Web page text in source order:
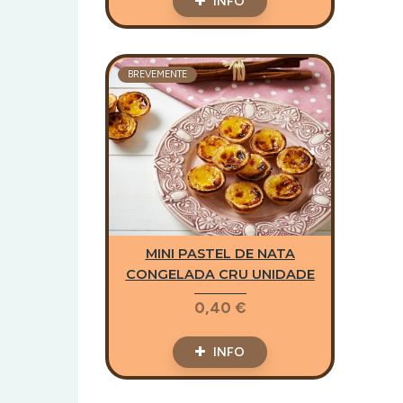
BREVEMENTE
MINI PASTEL DE NATA
CONGELADA CRU UNIDADE
0,40 €
INFO